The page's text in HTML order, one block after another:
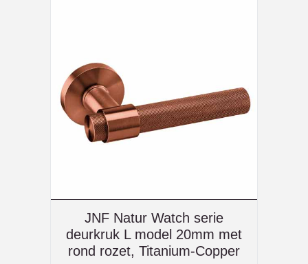
JNF Natur Watch serie
deurkruk L model 20mm met
rond rozet, Titanium-Copper